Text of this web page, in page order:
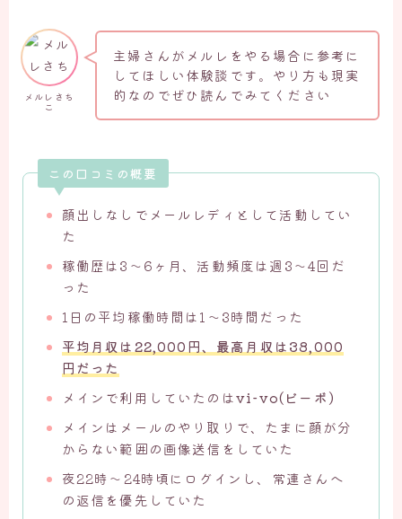
メルレさち
こ
主婦さんがメルレをやる場合に参考に
してほしい体験談です。やり方も現実
的なのでぜひ読んでみてください
この口コミの概要
顔出しなしでメールレディとして活動してい
た
稼働歴は3〜6ヶ月、活動頻度は週3〜4回だ
った
1日の平均稼働時間は1〜3時間だった
平均月収は22,000円、最高月収は38,000
円だった
メインで利用していたのはvi-vo(ビーボ)
メインはメールのやり取りで、たまに顔が分
からない範囲の画像送信をしていた
夜22時〜24時頃にログインし、常連さんへ
の返信を優先していた